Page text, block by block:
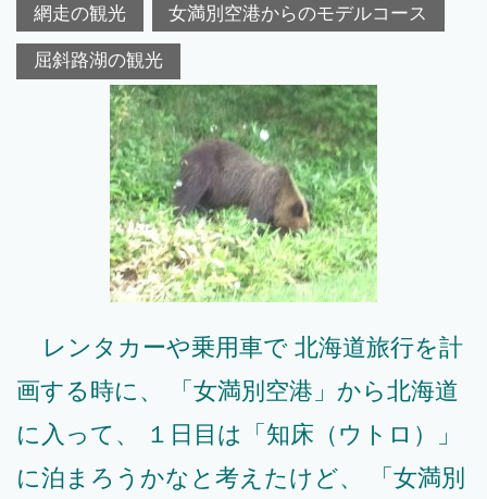
網走の観光 女満別空港からのモデルコース
屈斜路湖の観光
レンタカーや乗用車で 北海道旅行を計
画する時に、 「女満別空港」から北海道
に入って、 １日目は「知床（ウトロ）」
に泊まろうかなと考えたけど、 「女満別